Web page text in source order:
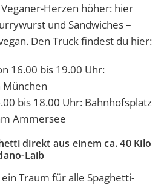
Herzen höher: hier
und Sandwiches –
Den Truck findest du hier:
16.00 bis 19.00 Uhr:
bis 18.00 Uhr: Bahnhofsplatz
Ammersee
direkt aus einem ca. 40 Kilo
Laib
Traum für alle Spaghetti-